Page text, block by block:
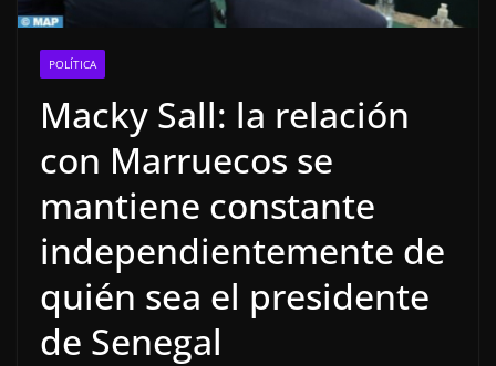
POLÍTICA
Macky Sall: la relación
con Marruecos se
mantiene constante
independientemente de
quién sea el presidente
de Senegal